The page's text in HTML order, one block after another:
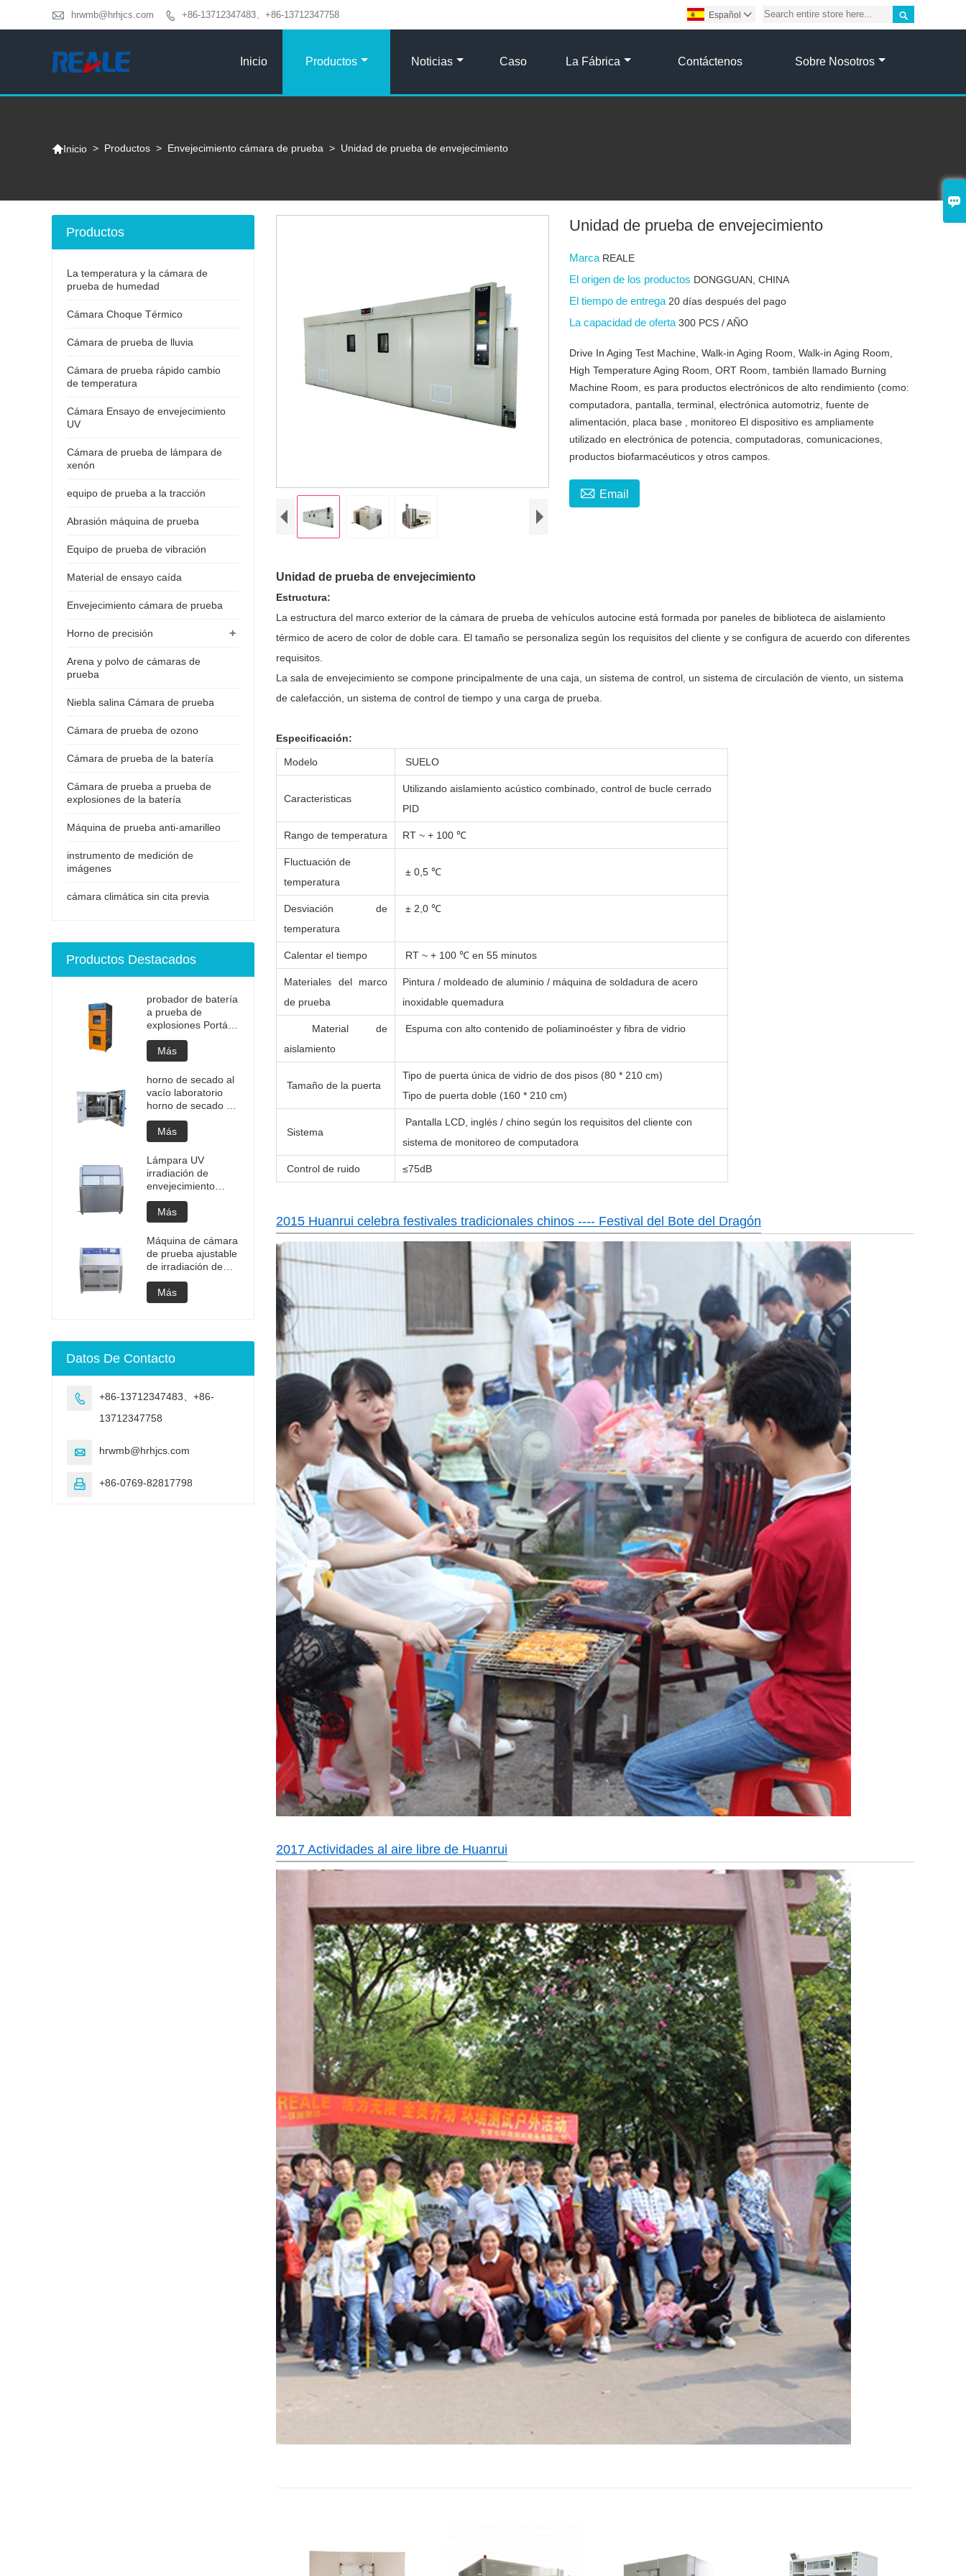

 hrwmb@hrhjcs.com  +86-13712347483、+86-13712347758 
Español 
Inicio Productos Noticias Caso La Fábrica Contáctenos Sobre Nosotros
Inicio > Productos > Envejecimiento cámara de prueba > Unidad de prueba de envejecimiento
Unidad de prueba de envejecimiento
Marca REALE
El origen de los productos DONGGUAN, CHINA
El tiempo de entrega 20 días después del pago
La capacidad de oferta300 PCS / AÑO
Drive In Aging Test Machine, Walk-in Aging Room, Walk-in Aging Room,
High Temperature Aging Room, ORT Room, también llamado Burning
Machine Room, es para productos electrónicos de alto rendimiento (como:
computadora, pantalla, terminal, electrónica automotriz, fuente de
alimentación, placa base , monitoreo El dispositivo es ampliamente
utilizado en electrónica de potencia, computadoras, comunicaciones,
productos biofarmacéuticos y otros campos.
 Email
Unidad de prueba de envejecimiento
Estructura:
La estructura del marco exterior de la cámara de prueba de vehículos autocine está formada por paneles de biblioteca de aislamiento
térmico de acero de color de doble cara. El tamaño se personaliza según los requisitos del cliente y se configura de acuerdo con diferentes
requisitos.
La sala de envejecimiento se compone principalmente de una caja, un sistema de control, un sistema de circulación de viento, un sistema
de calefacción, un sistema de control de tiempo y una carga de prueba.
Especificación:
Modelo SUELO
Caracteristicas
Utilizando aislamiento acústico combinado, control de bucle cerrado
PID
Rango de temperatura RT ~ + 100 ℃
Fluctuación de
temperatura
± 0,5 ℃
Desviación de
temperatura
± 2,0 ℃
Calentar el tiempo RT ~ + 100 ℃ en 55 minutos
Materiales del marco
de prueba
Pintura / moldeado de aluminio / máquina de soldadura de acero
inoxidable quemadura
Material de
aislamiento
Espuma con alto contenido de poliaminoéster y fibra de vidrio
Tamaño de la puerta
Tipo de puerta única de vidrio de dos pisos (80 * 210 cm)
Tipo de puerta doble (160 * 210 cm)
Sistema
Pantalla LCD, inglés / chino según los requisitos del cliente con
sistema de monitoreo de computadora
Control de ruido ≤75dB
2015 Huanrui celebra festivales tradicionales chinos ---- Festival del Bote del Dragón
2017 Actividades al aire libre de Huanrui
Productos
La temperatura y la cámara de
prueba de humedad
Cámara Choque Térmico
Cámara de prueba de lluvia
Cámara de prueba rápido cambio
de temperatura
Cámara Ensayo de envejecimiento
UV
Cámara de prueba de lámpara de
xenón
equipo de prueba a la tracción
Abrasión máquina de prueba
Equipo de prueba de vibración
Material de ensayo caída
Envejecimiento cámara de prueba
+
Horno de precisión
Arena y polvo de cámaras de
prueba
Niebla salina Cámara de prueba
Cámara de prueba de ozono
Cámara de prueba de la batería
Cámara de prueba a prueba de
explosiones de la batería
Máquina de prueba anti-amarilleo
instrumento de medición de
imágenes
cámara climática sin cita previa
Productos Destacados
probador de batería
a prueba de
explosiones Portátil
de alta calidad
Batería portátil
Prueba de
explosión de litio
Probador de
explosión Precio de
probadores de
batería
Más
horno de secado al
vacío laboratorio
horno de secado al
vacío programable
de alta temperatura
cámara de
desgasificación al
vacío precio del
horno
personalizado
equipo de secado al
vacío
Más
Lámpara UV
irradiación de
envejecimiento
máquina de cámara
de prueba ajustable
Cámara de
envejecimiento de
envejecimiento UV
Prueba de
acelerado UV
Más
Máquina de cámara
de prueba ajustable
de irradiación de
envejecimiento de
lámpara UV
Cámara de
Máquina de prueba
de envejecimiento
Más
Datos De Contacto

+86-13712347483、+86-
13712347758
 hrwmb@hrhjcs.com
 +86-0769-82817798